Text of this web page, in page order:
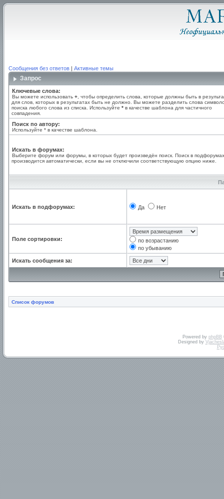
Сообщения без ответов | Активные темы
Запрос
Ключевые слова:
Вы можете использовать + , чтобы определить слова, которые должны быть в
для слов, которых в результатах быть не должно. Вы можете разделить слова
поиска любого слова из списка. Используйте * в качестве шаблона для частичного
совпадения.
Поиск по автору:
Используйте * в качестве шаблона.
Искать в форумах:
Выберите форум или форумы, в которых будет произведён поиск. Поиск в подфорумах
производится автоматически, если вы не отключили соответствующую опцию ниже.
Искать в подфорумах: Да Нет
Поле сортировки:
по возрастанию
по убыванию
Искать сообщения за:
Список форумов
Powered by phpBB
Designed by